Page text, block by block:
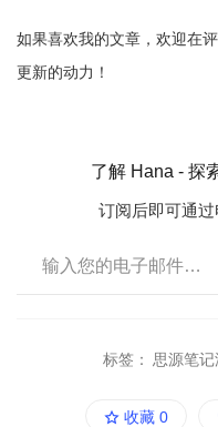
如果喜欢我的文章，欢迎在
更新的动力！
了解 Hana - 探
订阅后即可通过
标签： 思源笔
收藏 0